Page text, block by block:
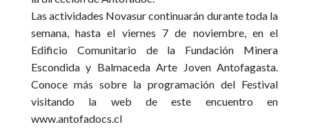
Las actividades Novasur continuarán durante toda la
semana, hasta el viernes 7 de noviembre, en el
Edificio Comunitario de la Fundación Minera
Escondida y Balmaceda Arte Joven Antofagasta.
Conoce más sobre la programación del Festival
visitando la web de este encuentro en
www.antofadocs.cl